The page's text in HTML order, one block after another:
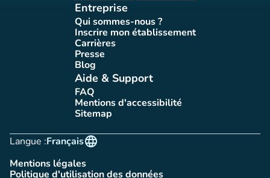
Entreprise
Qui sommes-nous ?
(nouvel onglet)
Inscrire mon établissement
(nouvel onglet)
Carrières(nouvel onglet)
Presse(nouvel onglet)
Blog(nouvel onglet)
Aide & Support
FAQ(nouvel onglet)
Mentions d'accessibilité
(nouvel onglet)
Sitemap(nouvel onglet)
Langue :
language
Français
Mentions légales
(nouvel onglet)
Politique d'utilisation des données